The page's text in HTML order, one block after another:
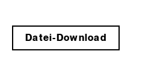
Datei-Download